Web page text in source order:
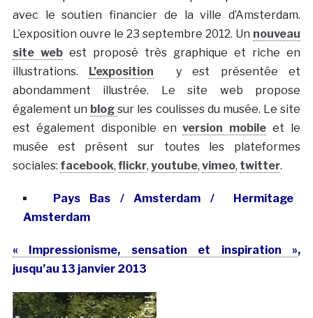
avec le soutien financier de la ville d’Amsterdam.
L’exposition ouvre le 23 septembre 2012. Un nouveau
site webest proposé très graphique et riche en
illustrations.
L’exposition y est présentée et
abondamment illustrée. Le site web propose
également un blogsur les coulisses du musée. Le site
est également disponible enversion mobile et le
musée est présent sur toutes les plateformes
sociales: facebook, flickr, youtube, vimeo, twitter.
Pays Bas / Amsterdam / Hermitage
Amsterdam
« Impressionisme, sensation et inspiration »,
jusqu’au 13 janvier 2013